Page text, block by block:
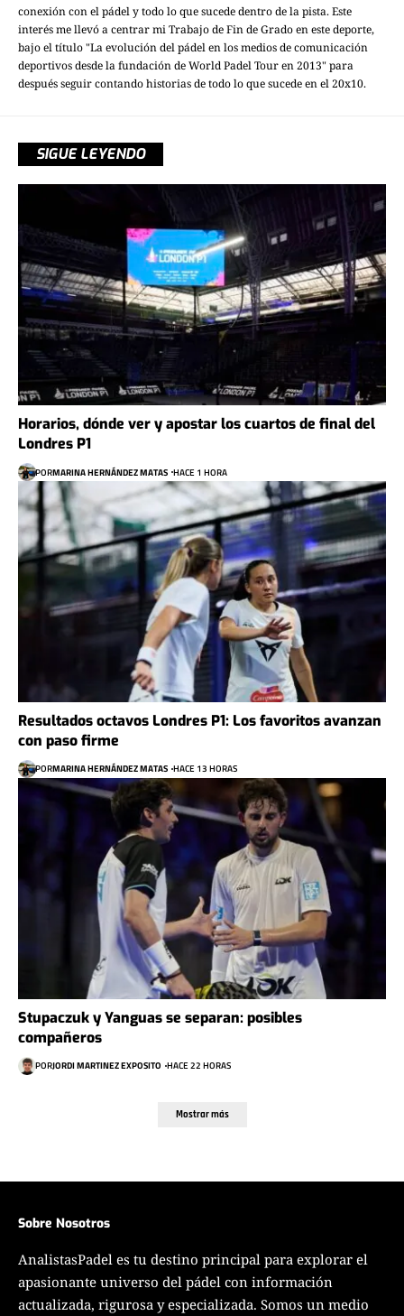
conexión con el pádel y todo lo que sucede dentro de la pista. Este
interés me llevó a centrar mi Trabajo de Fin de Grado en este deporte,
bajo el título "La evolución del pádel en los medios de comunicación
deportivos desde la fundación de World Padel Tour en 2013" para
después seguir contando historias de todo lo que sucede en el 20x10.
SIGUE LEYENDO
Horarios, dónde ver y apostar los cuartos de final del
Londres P1
PORMARINA HERNÁNDEZ MATAS HACE 1 HORA
Resultados octavos Londres P1: Los favoritos avanzan
con paso firme
PORMARINA HERNÁNDEZ MATAS HACE 13 HORAS
Stupaczuk y Yanguas se separan: posibles
compañeros
PORJORDI MARTINEZ EXPOSITO HACE 22 HORAS
Mostrar más
Sobre Nosotros
AnalistasPadel es tu destino principal para explorar el
apasionante universo del pádel con información
actualizada, rigurosa y especializada. Somos un medio